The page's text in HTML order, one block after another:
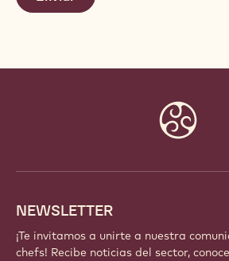
NEWSLETTER
¡Te invitamos a unirte a nuestra
chefs! Recibe noticias del sector,